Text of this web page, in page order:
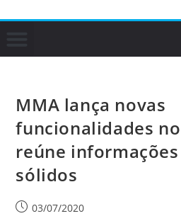
MMA lança novas
funcionalidades
reúne
sólidos
03/07/2020